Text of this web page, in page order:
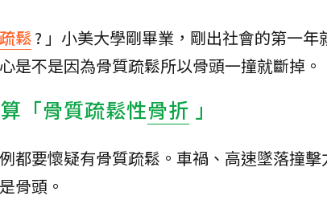
鬆? 」小美大學剛畢業，剛出社會的第一年
是不是因為骨質疏鬆所以骨頭一撞就斷掉。
「骨質疏鬆性骨折 」
都要懷疑有骨質疏鬆。車禍、高速墜落撞
骨頭。